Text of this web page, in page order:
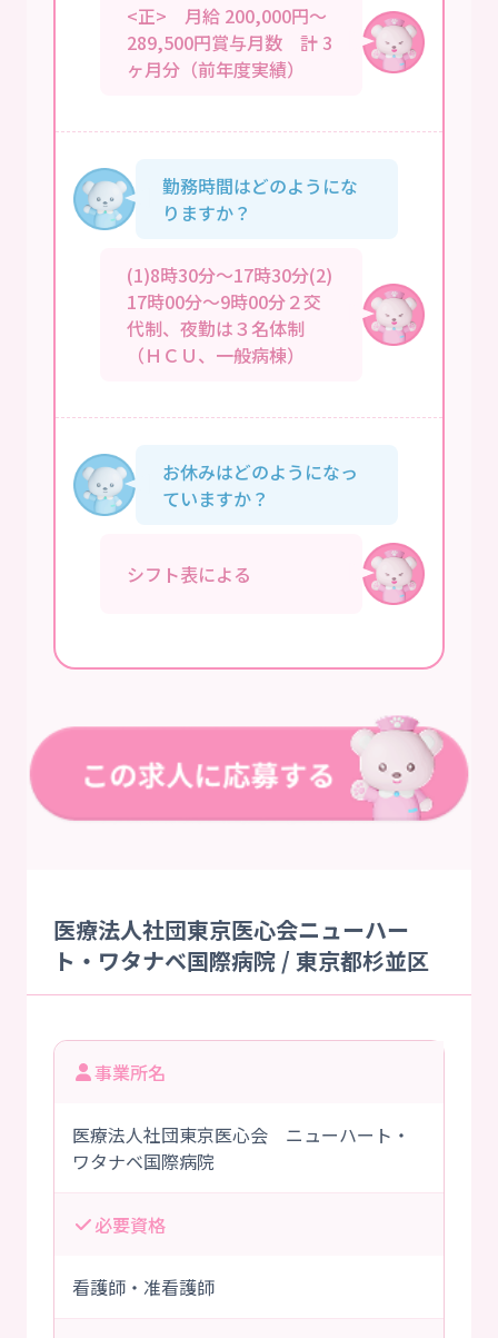
<正> 月給 200,000円～
289,500円賞与月数 計 3
ヶ月分（前年度実績）
勤務時間はどのようにな
りますか？
(1)8時30分～17時30分(2)
17時00分～9時00分２交
代制、夜勤は３名体制
（ＨＣＵ、一般病棟）
お休みはどのようになっ
ていますか？
シフト表による
医療法人社団東京医心会ニューハー
ト・ワタナベ国際病院 / 東京都杉並区
事業所名
医療法人社団東京医心会 ニューハート・
ワタナベ国際病院
必要資格
看護師・准看護師